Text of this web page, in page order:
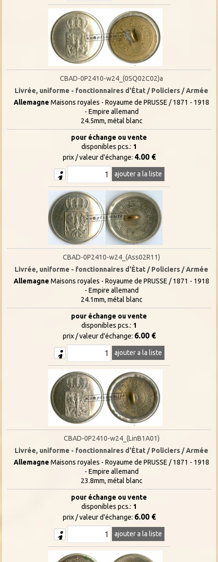
CBAD-0P2410-w24_(0SQ02C02)a
Livrée, uniforme - fonctionnaires d'État / Policiers / Armée
Allemagne Maisons royales - Royaume de PRUSSE / 1871 - 1918
- Empire allemand
24.5mm, métal blanc
pour échange ou vente
disponibles pcs.: 1
prix / valeur d'échange: 4.00 €
ajouter a la liste
CBAD-0P2410-w24_(Ass02R11)
Livrée, uniforme - fonctionnaires d'État / Policiers / Armée
Allemagne Maisons royales - Royaume de PRUSSE / 1871 - 1918
- Empire allemand
24.1mm, métal blanc
pour échange ou vente
disponibles pcs.: 1
prix / valeur d'échange: 6.00 €
ajouter a la liste
CBAD-0P2410-w24_(LinB1A01)
Livrée, uniforme - fonctionnaires d'État / Policiers / Armée
Allemagne Maisons royales - Royaume de PRUSSE / 1871 - 1918
- Empire allemand
23.8mm, métal blanc
pour échange ou vente
disponibles pcs.: 1
prix / valeur d'échange: 6.00 €
ajouter a la liste